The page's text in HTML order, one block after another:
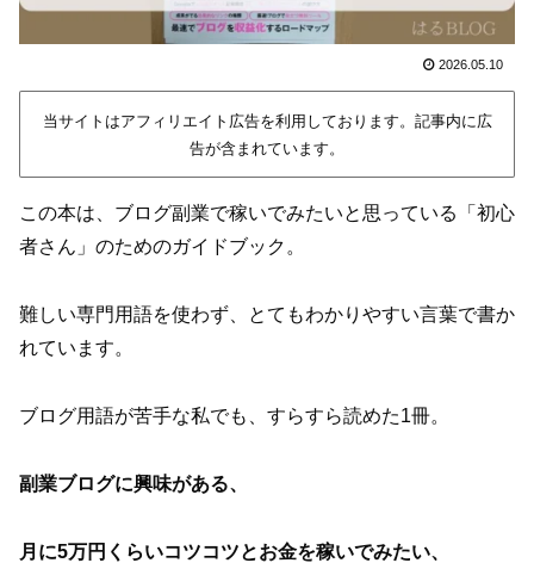
2026.05.10
当サイトはアフィリエイト広告を利用しております。記事内に広
告が含まれています。
この本は、ブログ副業で稼いでみたいと思っている「初心
者さん」のためのガイドブック。
難しい専門用語を使わず、とてもわかりやすい言葉で書か
れています。
ブログ用語が苦手な私でも、すらすら読めた1冊。
副業ブログに興味がある、
月に5万円くらいコツコツとお金を稼いでみたい、